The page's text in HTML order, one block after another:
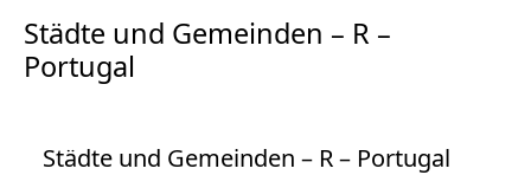
Städte und Gemeinden – R –
Portugal
Städte und Gemeinden – R – Portugal